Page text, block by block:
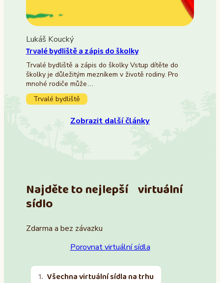
Lukáš Koucký
Trvalé bydliště a zápis do školky
Trvalé bydliště a zápis do školky Vstup dítěte do
školky je důležitým mezníkem v životě rodiny. Pro
mnohé rodiče může…
Trvalé bydliště
Zobrazit další články
Najděte to nejlepší virtuální
sídlo
Zdarma a bez závazku
Porovnat virtuální sídla
Všechna virtuální sídla na trhu